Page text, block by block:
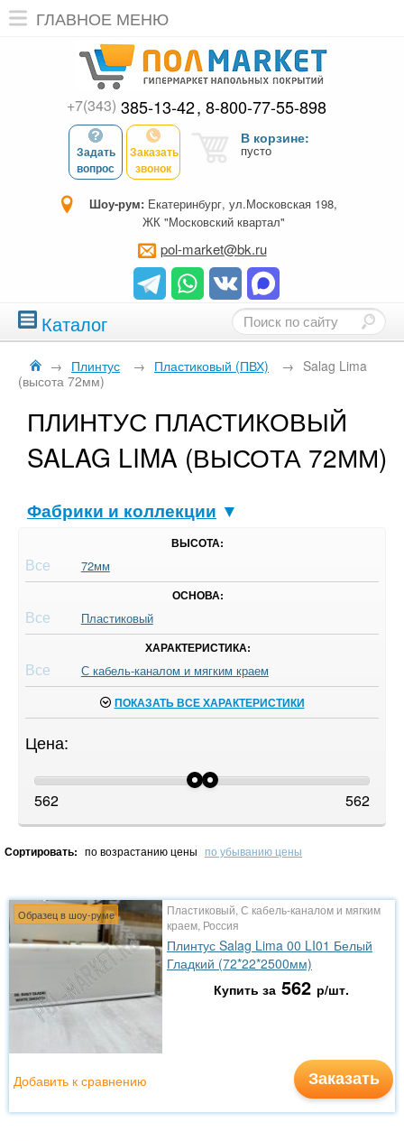
ГЛАВНОЕ МЕНЮ
+7(343) 385-13-42 8-800-77-55-898
Задать
вопрос
Заказать
звонок
В корзине:
пусто
Шоу-рум: Екатеринбург, ул.Московская 198,
ЖК "Московский квартал"
pol-market@bk.ru
Каталог
→ Плинтус → Пластиковый (ПВХ) → Salag Lima
(высота 72мм)
ПЛИНТУС ПЛАСТИКОВЫЙ
SALAG LIMA (ВЫСОТА 72ММ)
Фабрики и коллекции ▼
ВЫСОТА:
Все 72мм
ОСНОВА:
Все Пластиковый
ХАРАКТЕРИСТИКА:
Все С кабель-каналом и мягким краем
ПОКАЗАТЬ ВСЕ ХАРАКТЕРИСТИКИ
Цена:
562 562
Сортировать: по возрастанию цены по убыванию цены
Образец в шоу-руме
Пластиковый, С кабель-каналом и мягким
краем, Россия
Плинтус Salag Lima 00 LI01 Белый
Гладкий (72*22*2500мм)
Купить за 562 р/шт.
Заказать
Добавить к сравнению